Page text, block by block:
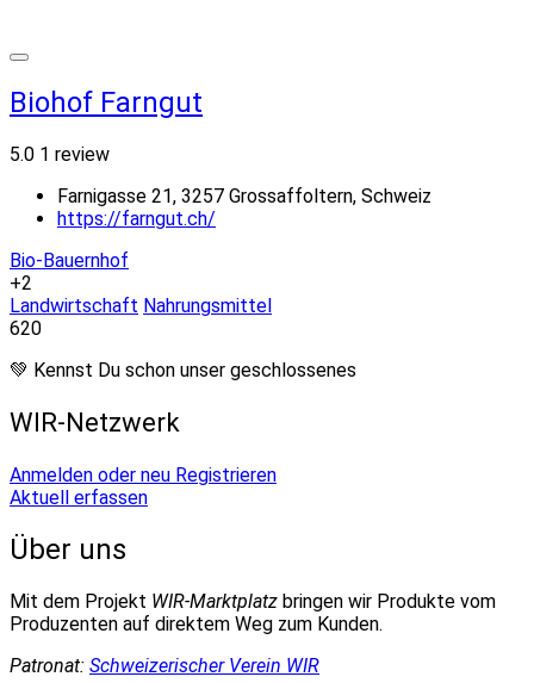
Biohof Farngut
5.0 1 review
Farnigasse 21, 3257 Grossaffoltern, Schweiz
https://farngut.ch/
Bio-Bauernhof
+2
Landwirtschaft Nahrungsmittel
620
💚 Kennst Du schon unser geschlossenes
WIR-Netzwerk
Anmelden oder neu Registrieren
Aktuell erfassen
Über uns
Mit dem Projekt WIR-Marktplatz bringen wir Produkte vom
Produzenten auf direktem Weg zum Kunden.
Patronat: Schweizerischer Verein WIR